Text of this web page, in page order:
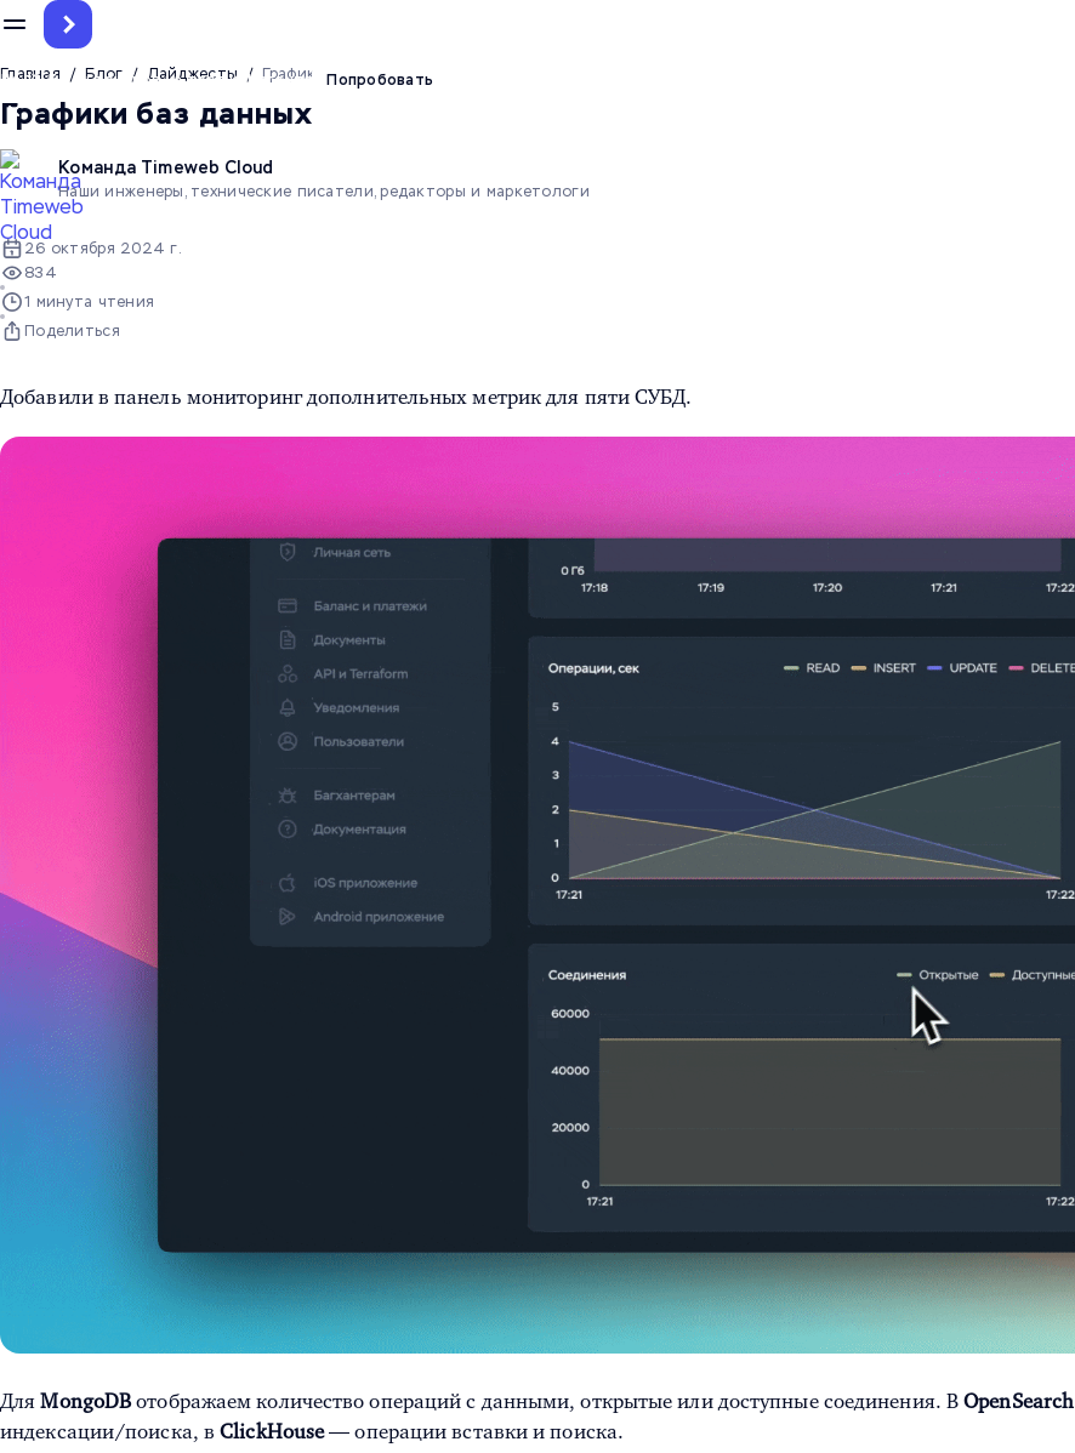
До 12.5 млн токенов на тест ИИ-агента Попробовать
Главная / Блог / Дайджесты / Графики баз данных
Графики баз данных
Команда Timeweb Cloud
Наши инженеры, технические писатели, редакторы и маркетологи
26 октября 2024 г.
834
1 минута чтения
Поделиться
Добавили в панель мониторинг дополнительных метрик для пяти СУБД.
ДляMongoDBотображаем количество операций с данными, открытые или доступные соединения. ВOpenSearch
индексации/поиска, вClickHouse— операции вставки и поиска.